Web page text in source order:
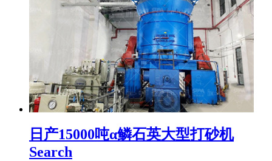
日产15000吨α鳞石英大型打砂机
Search